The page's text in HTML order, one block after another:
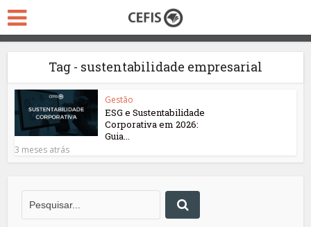
Tag - sustentabilidade empresarial
Gestão
ESG e Sustentabilidade
Corporativa em 2026:
Guia...
3 meses atrás